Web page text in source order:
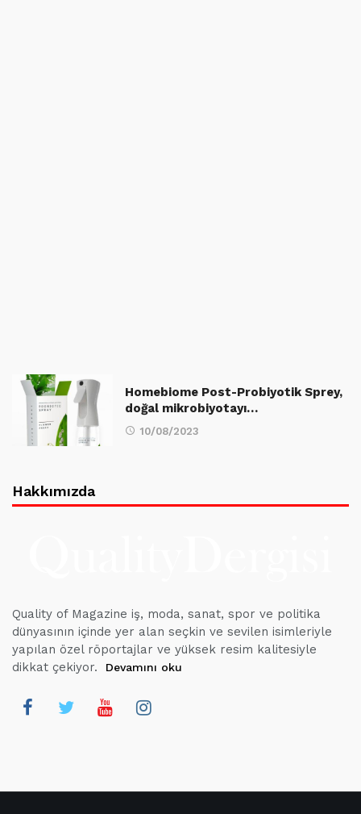
Homebiome Post-Probiyotik Sprey,
doğal mikrobiyotayı…
10/08/2023
Hakkımızda
Quality of Magazine iş, moda, sanat, spor ve politika
dünyasının içinde yer alan seçkin ve sevilen isimleriyle
yapılan özel röportajlar ve yüksek resim kalitesiyle
dikkat çekiyor.
Devamını oku